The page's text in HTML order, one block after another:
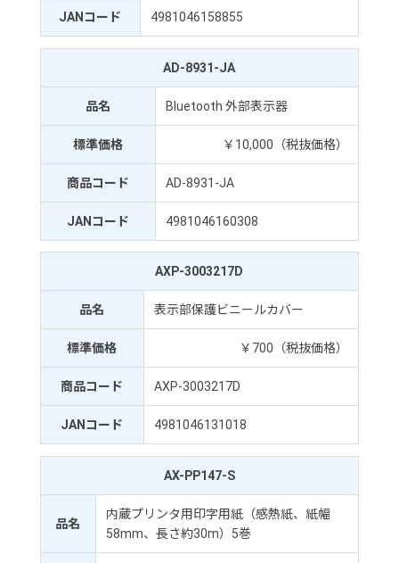
JANコード 4981046158855
AD-8931-JA
品名 Bluetooth 外部表示器
標準価格 ￥10,000（税抜価格）
商品コード AD-8931-JA
JANコード 4981046160308
AXP-3003217D
品名 表示部保護ビニールカバー
標準価格 ￥700（税抜価格）
商品コード AXP-3003217D
JANコード 4981046131018
AX-PP147-S
品名
内蔵プリンタ用印字用紙（感熱紙、紙幅
58mm、長さ約30m）5巻